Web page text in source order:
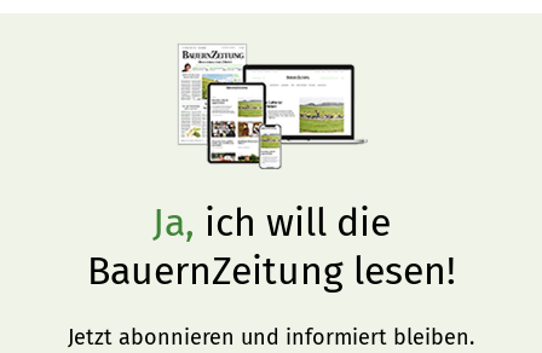
Ja, ich will die
BauernZeitung lesen!
Jetzt abonnieren und informiert bleiben.